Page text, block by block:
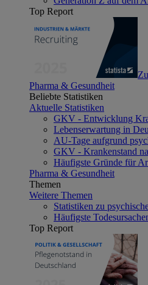
Top Report
Pharma & Gesundheit
Beliebte Statistiken
Aktuelle Statistiken
GKV - Entwicklung
Lebenserwartung in
AU-Tage aufgrund
GKV - Krankenstand
Häufigste Gründe für
Pharma & Gesundheit
Themen
Weitere Themen
Statistiken zu
Häufigste
Top Report